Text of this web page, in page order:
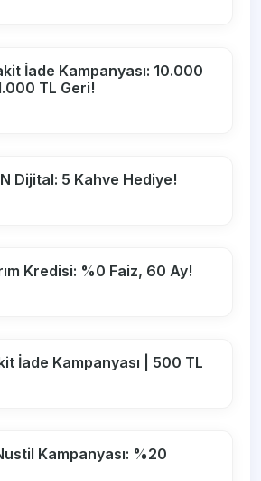
İade Kampanyası: 10.000
TL Geri!
Dijital: 5 Kahve Hediye!
Kredisi: %0 Faiz, 60 Ay!
İade Kampanyası | 500 TL
Kampanyası: %20